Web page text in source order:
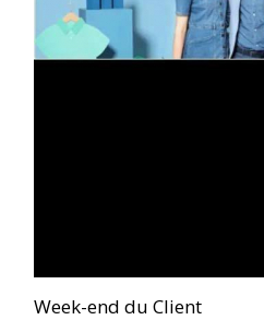
Week-end du Client